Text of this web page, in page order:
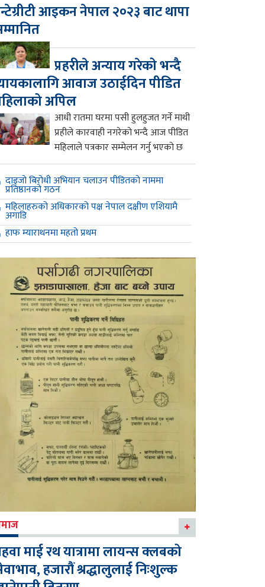
आइकन नेपाल २०२३ बाट थापा
प्रहरीले अन्याय गरेको भन्दै
आवाज उठाईदिन पीडित
अपिल
आधी रातमा घरमा पसी हुलहुजत गर्ने माथी
प्रहीले कारवाही नगरेको भन्दै आज पीडित
महिलाले पत्रकार सम्मेलन गर्नु भएको छ
दाइजो बिरोधी अभियान चलाउन पीडितको नाममा
प्रतिष्ठानको गठन
महिलाहरुको अधिकारको पक्ष नेपाल दक्षीण एशियामै
अगाडि
हाफ म्याराथनमा महतो प्रथम
माई रथ यात्रामा लायन्स क्लबको
हजारौं श्रद्धालुलाई निःशुल्क